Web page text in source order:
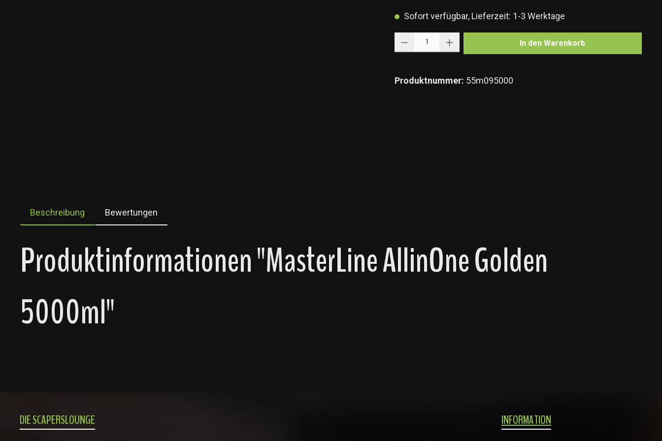
Sofort verfügbar, Lieferzeit: 1-3 Werktage
In den Warenkorb
Produktnummer: 55m095000
Beschreibung Bewertungen
Produktinformationen "MasterLine AllinOne Golden
5000ml"
DIE SCAPERSLOUNGE INFORMATION